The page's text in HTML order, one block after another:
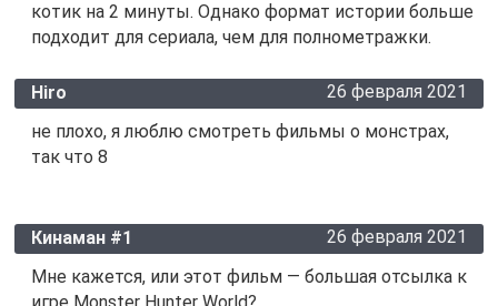
котик на 2 минуты. Однако формат истории больше
подходит для сериала, чем для полнометражки.
Hiro
26 февраля 2021
не плохо, я люблю смотреть фильмы о монстрах,
так что 8
Кинаман #1
26 февраля 2021
Мне кажется, или этот фильм — большая отсылка к